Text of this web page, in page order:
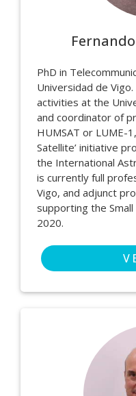
PhD in
Universidad de
activities at the
and coordinator of
HUMSAT or LUME-
Satellite’ initiative
the International
is currently full
Vigo, and adjunct
supporting the
2020.